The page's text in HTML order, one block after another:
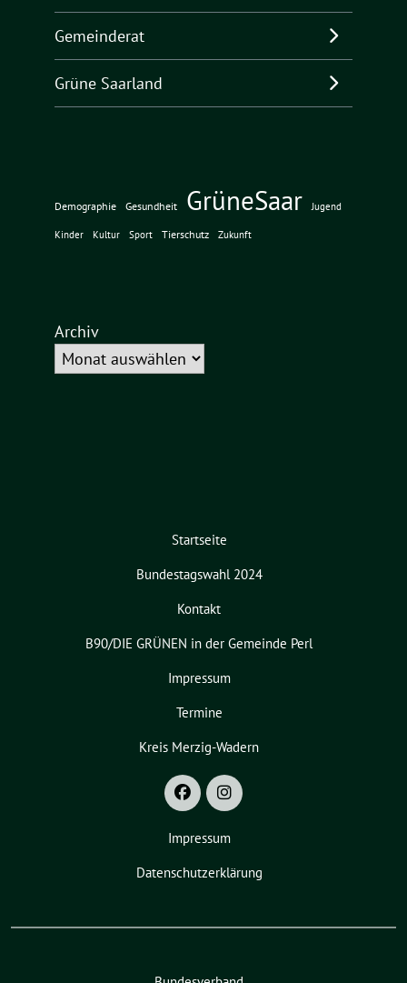
Gemeinderat
Grüne Saarland
Demographie Gesundheit GrüneSaar Jugend
Kinder Kultur Sport Tierschutz Zukunft
Archiv
Startseite
Bundestagswahl 2024
Kontakt
B90/DIE GRÜNEN in der Gemeinde Perl
Impressum
Termine
Kreis Merzig-Wadern
Impressum
Datenschutzerklärung